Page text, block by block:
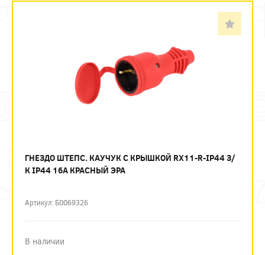
ГНЕЗДО ШТЕПС. КАУЧУК С КРЫШКОЙ RX11-R-IP44 З/
К IP44 16А КРАСНЫЙ ЭРА
Артикул: Б0069326
В наличии